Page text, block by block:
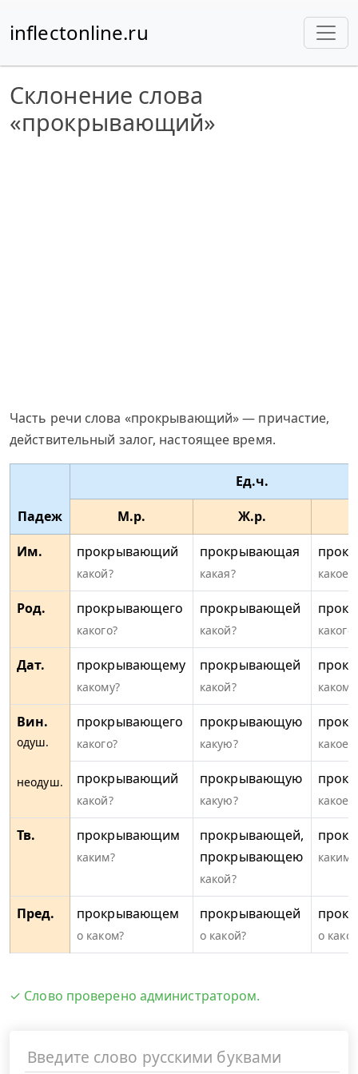
inflectonline.ru
Склонение слова
«прокрывающий»
Часть речи слова «прокрывающий» — причастие,
действительный залог, настоящее время.
Падеж
Ед.ч.
М.р.
Ж.р.
Им.
прокрывающий
какой?
прокрывающая
какая? какое?
Род. прокрывающего
какого?
прокрывающей
какой? какого?
Дат. прокрывающему
какому?
прокрывающей
какой?
Вин.
одуш.
неодуш.
прокрывающего
какого?
прокрывающую
какую? какое?
прокрывающий
какой?
прокрывающую
какую? какое?
Тв. прокрывающим
каким?
прокрывающей,
прокрывающею
какой?
каким?
Пред. прокрывающем
о каком?
прокрывающей
о какой? о
✓ Слово проверено администратором.